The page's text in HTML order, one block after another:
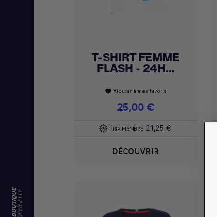
 Achat express
T-SHIRT FEMME
FLASH - 24H...
favorite Ajouter à mes favoris
Prix
25,00 €
PRIX MEMBRE 21,25 €
DÉCOUVRIR